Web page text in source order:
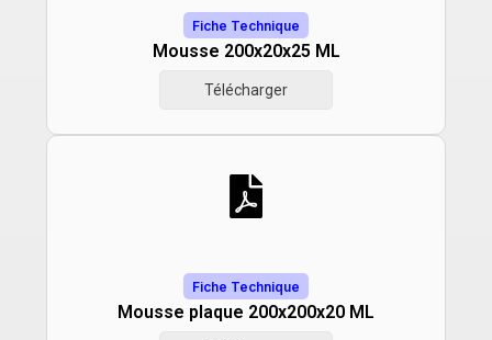
Fiche Technique
Mousse 200x20x25 ML
Télécharger
Fiche Technique
Mousse plaque 200x200x20 ML